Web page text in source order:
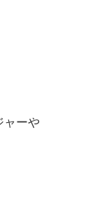
ャーや